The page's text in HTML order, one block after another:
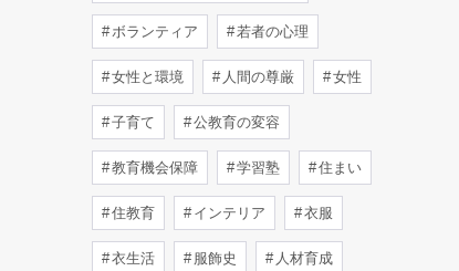
ボランティア 若者の心理
女性と環境 人間の尊厳 女性
子育て 公教育の変容
教育機会保障 学習塾 住まい
住教育 インテリア 衣服
衣生活 服飾史 人材育成